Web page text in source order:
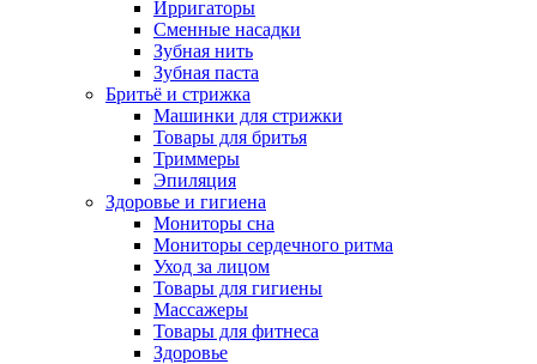
Ирригаторы
Сменные насадки
Зубная нить
Зубная паста
Бритьё и стрижка
Машинки для стрижки
Товары для бритья
Триммеры
Эпиляция
Здоровье и гигиена
Мониторы сна
Мониторы сердечного ритма
Уход за лицом
Товары для гигиены
Массажеры
Товары для фитнеса
Здоровье